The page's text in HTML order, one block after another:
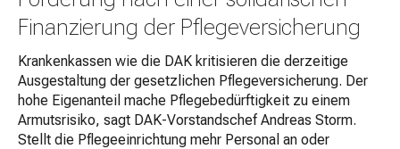
Finanzierung der Pflegeversicherung
Krankenkassen wie die DAK kritisieren die derzeitige
Ausgestaltung der gesetzlichen Pflegeversicherung. Der
hohe Eigenanteil mache Pflegebedürftigkeit zu einem
Armutsrisiko, sagt DAK-Vorstandschef Andreas Storm.
Stellt die Pflegeeinrichtung mehr Personal an oder